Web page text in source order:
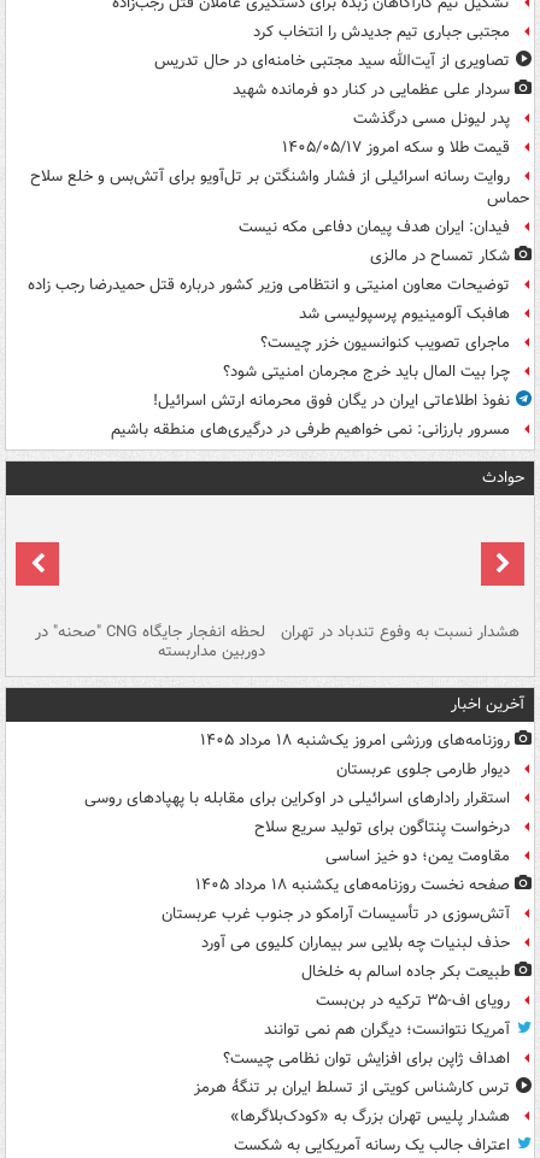
مجتبی جباری تیم جدیدش را انتخاب کرد
تصاویری از آیت‌الله سید مجتبی خامنه‌ای در حال تدریس
سردار علی عظمایی در کنار دو فرمانده شهید
پدر لیونل مسی درگذشت
قیمت طلا و سکه امروز ۱۴۰۵/۰۵/۱۷
روایت رسانه اسرائیلی از فشار واشنگتن بر تل‌آویو برای آتش‌بس و خلع سلاح
حماس
فیدان: ایران هدف پیمان دفاعی مکه نیست
شکار تمساح در مالزی
توضیحات معاون امنیتی و انتظامی وزیر کشور درباره قتل حمیدرضا رجب زاده
هافبک آلومینیوم پرسپولیسی شد
ماجرای تصویب کنوانسیون خزر چیست؟
چرا بیت المال باید خرج مجرمان امنیتی شود؟
نفوذ اطلاعاتی ایران در یگان فوق محرمانه ارتش اسرائیل!
مسرور بارزانی: نمی خواهیم طرفی در درگیری‌های منطقه باشیم
حوادث
هشدار نسبت به وفوع تندباد در تهران لحظه انفجار جایگاه CNG "صحنه" در
دوربین مداربسته
آخرین اخبار
روزنامه‌های ورزشی امروز یک‌شنبه ۱۸ مرداد ۱۴۰۵
دیوار طارمی جلوی عربستان
استقرار رادارهای اسرائیلی در اوکراین برای مقابله با پهپادهای روسی
درخواست پنتاگون برای تولید سریع سلاح
مقاومت یمن؛ دو خیز اساسی
صفحه نخست روزنامه‌های یکشنبه ۱۸ مرداد ۱۴۰۵
آتش‌سوزی در تأسیسات آرامکو در جنوب غرب عربستان
حذف لبنیات چه بلایی سر بیماران کلیوی می آورد
طبیعت بکر جاده اسالم به خلخال
رویای اف-۳۵ ترکیه در بن‌بست
آمریکا نتوانست؛ دیگران هم نمی توانند
اهداف ژاپن برای افزایش توان نظامی چیست؟
ترس کارشناس کویتی از تسلط ایران بر تنگۀ هرمز
هشدار پلیس تهران بزرگ به «کودک‌بلاگرها»
اعتراف جالب یک رسانه آمریکایی به شکست